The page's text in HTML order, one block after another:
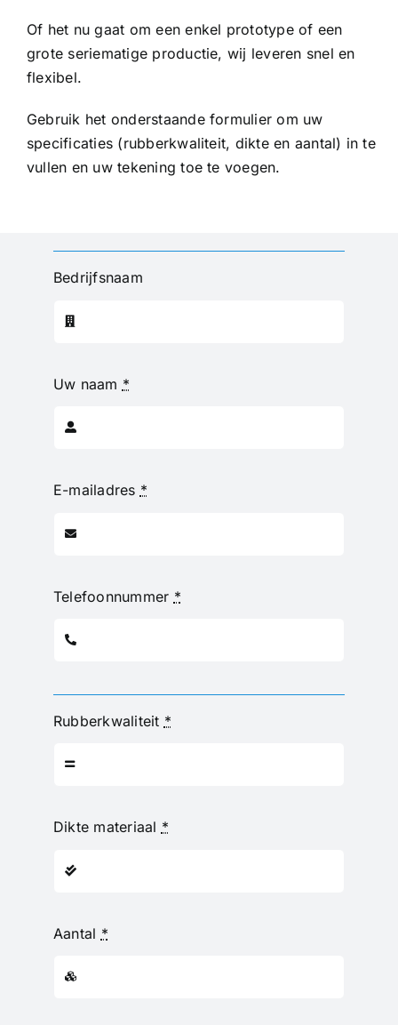
Of het nu gaat om een enkel prototype of een
grote seriematige productie, wij leveren snel en
flexibel.
Gebruik het onderstaande formulier om uw
specificaties (rubberkwaliteit, dikte en aantal) in te
vullen en uw tekening toe te voegen.
Bedrijfsnaam
Uw naam *
E-mailadres *
Telefoonnummer *
Rubberkwaliteit *
Dikte materiaal *
Aantal *